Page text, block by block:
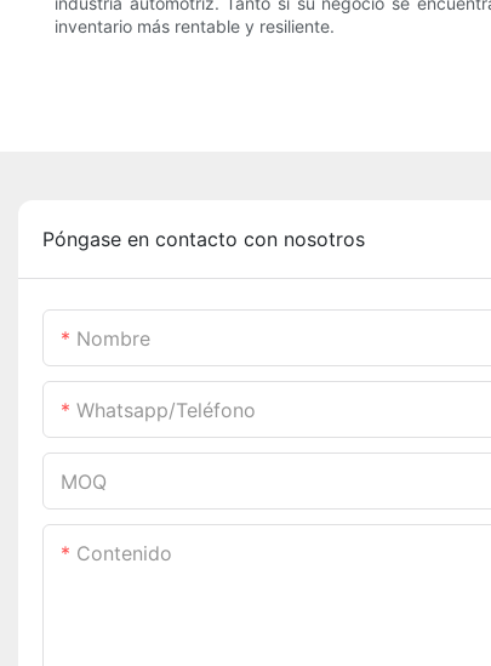
inventario más rentable y resiliente.
Póngase en contacto con nosotros
Nombre
Whatsapp/teléfono
MOQ
Contenido